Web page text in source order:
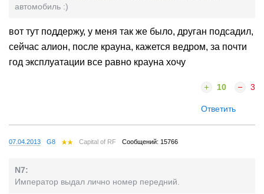
автомобиль :)
вот тут поддержу, у меня так же было, друган подсадил,
сейчас алион, после крауна, кажется ведром, за почти
год эксплуатации все равно крауна хочу
10 3
Ответить
07.04.2013 G8 Capital of RF Сообщений: 15766
N7:
Император выдал лично номер передний.